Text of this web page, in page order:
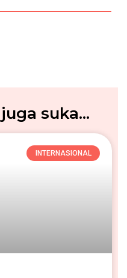
suka...
INTERNASIONAL